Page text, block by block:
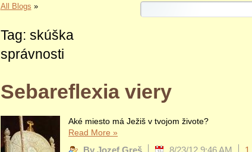
All Blogs »
Tag: skúška
správnosti
Sebareflexia viery
Aké miesto má Ježiš v tvojom živote?
Read More»
By Jozef Greš
8/23/12 9:46 AM 1